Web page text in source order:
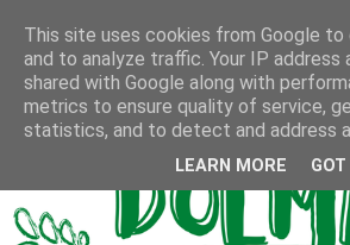
This site uses cookies from Google
and to analyze traffic. Your IP address
shared with Google along with
metrics to ensure quality of service,
statistics, and to detect and address
LEARN MORE